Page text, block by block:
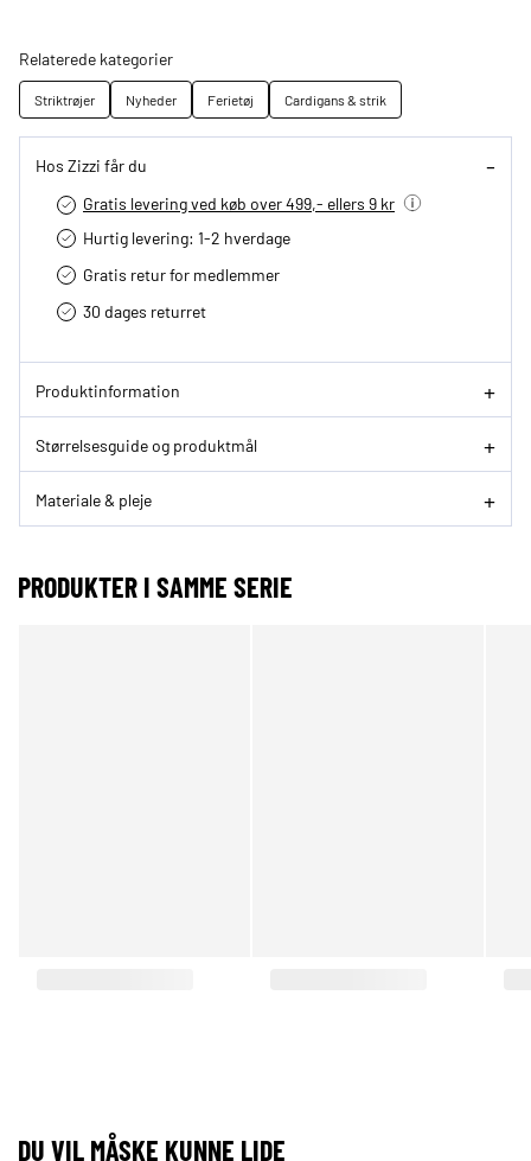
Relaterede kategorier
Striktrøjer Nyheder Ferietøj Cardigans & strik
Hos Zizzi får du
Gratis levering ved køb over 499,- ellers 9 kr
Hurtig levering­: 1-2 hverdage
Gratis retur for medlemmer
30 dages returret
Produktinformation
Størrelsesguide og produktmål
Materiale & pleje
PRODUKTER I SAMME SERIE
DU VIL MÅSKE KUNNE LIDE